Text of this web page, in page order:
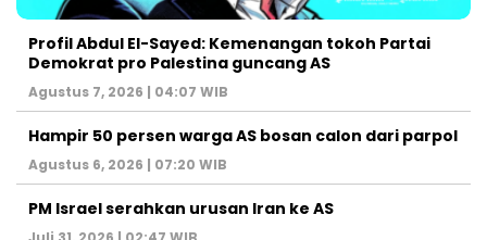
Profil Abdul El-Sayed: Kemenangan tokoh Partai
Demokrat pro Palestina guncang AS
Agustus 7, 2026 | 04:07 WIB
Hampir 50 persen warga AS bosan calon dari parpol
Agustus 6, 2026 | 07:20 WIB
PM Israel serahkan urusan Iran ke AS